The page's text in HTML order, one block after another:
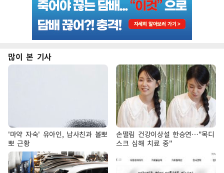
많이 본 기사
'마약 자숙' 유아인, 남사친과 볼뽀
뽀 근황
손떨림 건강이상설 한승연…"목디
스크 심해 치료 중"